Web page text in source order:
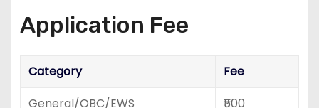
Application Fee
Category
Fee
General/OBC/EWS
₹500